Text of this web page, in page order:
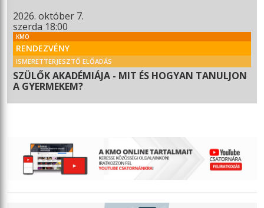
2026. október 7.
szerda 18:00
KMO
RENDEZVÉNY
ISMERETTERJESZTŐ ELŐADÁS
SZÜLŐK AKADÉMIÁJA - MIT ÉS HOGYAN TANULJON
A GYERMEKEM?